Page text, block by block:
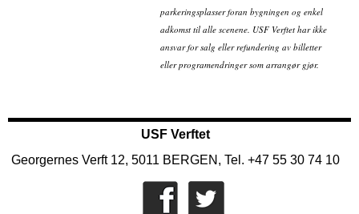
parkeringsplasser foran bygningen og enkel
adkomst til alle scenene. USF Verftet har ikke
ansvar for salg eller refundering av billetter
eller programendringer som arrangør gjør.
USF Verftet
Georgernes Verft 12, 5011 BERGEN, Tel. +47 55 30 74 10